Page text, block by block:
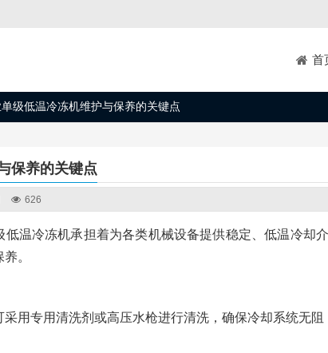
首
级低温冷冻机维护与保养的关键点
保养的关键点
626
低温冷冻机承担着为各类机械设备提供稳定、低温冷却
。
用专用清洗剂或高压水枪进行清洗，确保冷却系统无阻